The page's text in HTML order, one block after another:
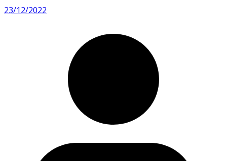
23/12/2022